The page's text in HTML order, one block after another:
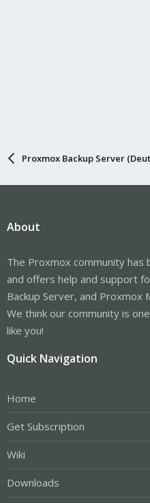
Proxmox Backup Server
About
The Proxmox community has
and offers help and support
Backup Server, and Proxmox
We think our community is
like you!
Quick Navigation
Home
Get Subscription
Wiki
Downloads